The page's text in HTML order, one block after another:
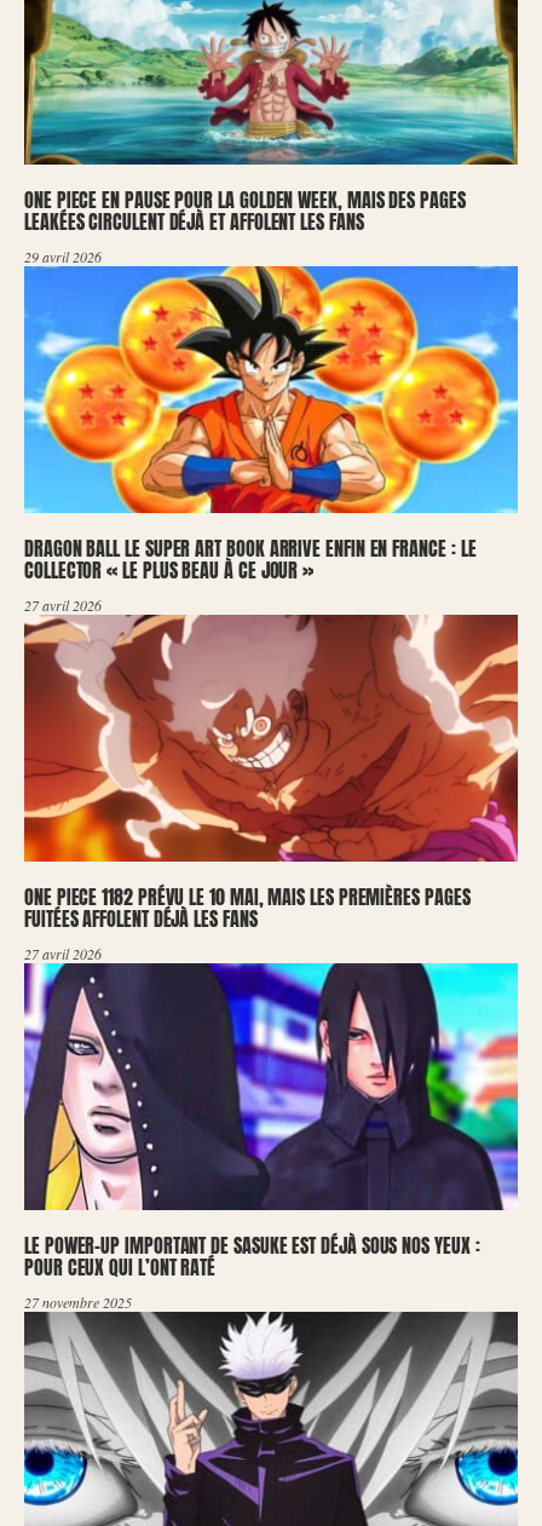
ONE PIECE EN PAUSE POUR LA GOLDEN WEEK, MAIS DES PAGES
LEAKÉES CIRCULENT DÉJÀ ET AFFOLENT LES FANS
29 avril 2026
DRAGON BALL LE SUPER ART BOOK ARRIVE ENFIN EN FRANCE : LE
COLLECTOR « LE PLUS BEAU À CE JOUR »
27 avril 2026
ONE PIECE 1182 PRÉVU LE 10 MAI, MAIS LES PREMIÈRES PAGES
FUITÉES AFFOLENT DÉJÀ LES FANS
27 avril 2026
LE POWER-UP IMPORTANT DE SASUKE EST DÉJÀ SOUS NOS YEUX :
POUR CEUX QUI L’ONT RATÉ
27 novembre 2025